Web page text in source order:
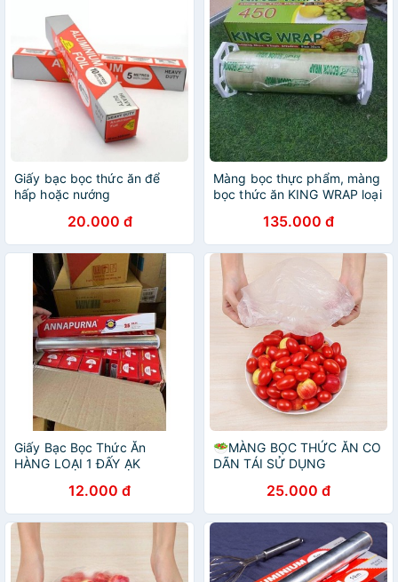
Giấy bạc bọc thức ăn để
hấp hoặc nướng
20.000 đ
Màng bọc thực phẩm, màng
bọc thức ăn KING WRAP loại
135.000 đ
Giấy Bạc Bọc Thức Ăn
HÀNG LOẠI 1 ĐẤY ẠK
12.000 đ
🥗MÀNG BỌC THỨC ĂN CO
DÃN TÁI SỬ DỤNG
25.000 đ